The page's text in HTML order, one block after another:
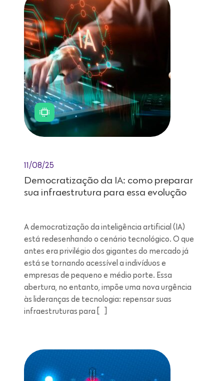
11/08/25
Democratização da IA: como preparar
sua infraestrutura para essa evolução
A democratização da inteligência artificial (IA)
está redesenhando o cenário tecnológico. O que
antes era privilégio dos gigantes do mercado já
está se tornando acessível a indivíduos e
empresas de pequeno e médio porte. Essa
abertura, no entanto, impõe uma nova urgência
às lideranças de tecnologia: repensar suas
infraestruturas para […]